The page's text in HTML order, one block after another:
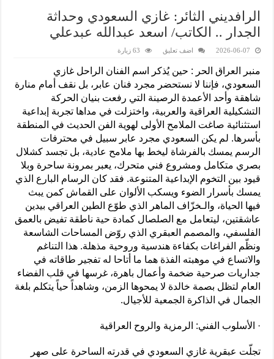
الرافديني الثائر: غازي السعودي وحداثة
الجدار .. الكاتب/ اسعد عبدالله عبدعلي
2026-06-07 اضف تعليق 63 زيارة
منبر العراق الحر : حين يُذكر اسم الفنان الراحل غازي
السعودي، فإننا لا نستحضر مجرد فنان عابر، بل نقف أمام منارة
شاهقة وأحد الأعمدة الرصينة التي رفعت بنيان الحركة
التشكيلية العراقية والعربية، واختزلت في مداها تجربة إبداعية
استثنائية صاغت الملامح الأولى لهوية الفن الحديث في المنطقة
بأسرها. لم يكن السعودي مجرد عابر سبيل في محترفات
الرسم يمسك بالفرشاة ليخط بها ملامح عادية، بل تجسد كشلال
بصري متكامل ومشروع فني متحرك، يعبر بمرونة ساحرة وبلا
قيود بين التخوم الإبداعية المتنوعة. فقد كان الرسام البارع الذي
يمسك بأسرار الضوء ويسكب الألوان على القماش كمن يبث
فيها الحياة، والـخزّاف الماهر الذي طوّع الطين العراقي بيدين
عاشقتين، ليتعامل مع الصلصال كمادة حية ناطقة تفيض بالعمق
الفلسفي، والمصمم العبقري الذي روّض المساحات الشاسعة
ونظّم الفراغات بكفاءة هندسية وروحية مذهلة. هذا التناغم
والاتساع في موهبته الفذة هما ما أتاحا له تفجير طاقاته في
جداريات صرحية ضخمة وأعمال باهرة، غرسها في قلب الفضاء
العام لتظل بصمة خالدة لا يمحوها الزمن، وشاهداً حياً يتكلم بلغة
الجمال في الذاكرة الجمعية للأجيال.
· الأسلوب الفني: الرمزية والروح العراقية
تجلّت عبقرية غازي السعودي في قدرته الساحرة على صهر